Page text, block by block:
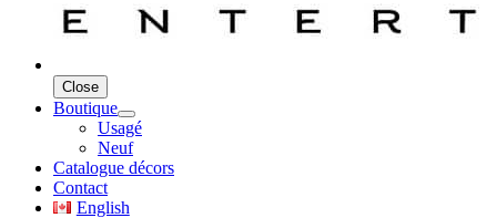
Close
Boutique
Usagé
Neuf
Catalogue décors
Contact
English